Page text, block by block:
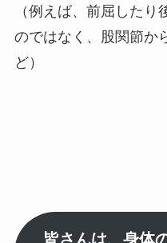
（例えば、前屈した
のではなく、股関節か
ど）
皆さんは、身体